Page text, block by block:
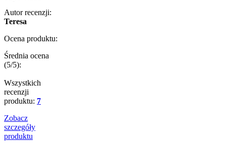
Autor recenzji:
Teresa
Ocena produktu:
Średnia ocena
(5/5):
Wszystkich
recenzji
produktu: 7
Zobacz
szczegóły
produktu